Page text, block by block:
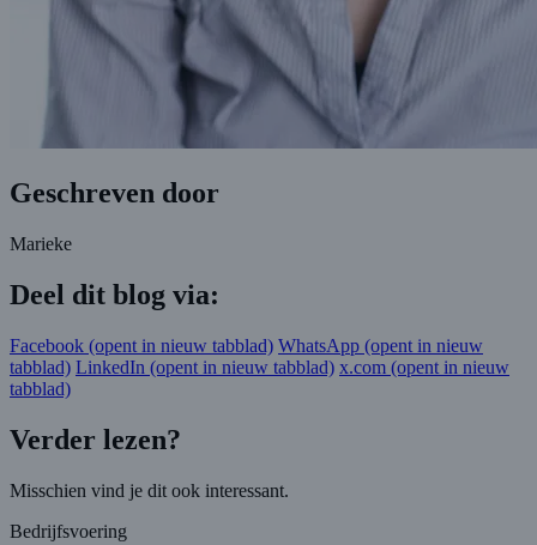
Geschreven door
Marieke
Deel dit blog via:
Facebook (opent in nieuw tabblad) WhatsApp (opent in nieuw
tabblad) LinkedIn (opent in nieuw tabblad) x.com (opent in nieuw
tabblad)
Verder lezen?
Misschien vind je dit ook interessant.
Bedrijfsvoering